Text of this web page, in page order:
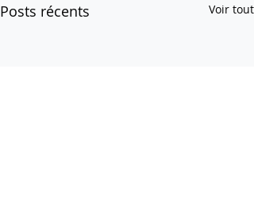
Posts récents Voir tout